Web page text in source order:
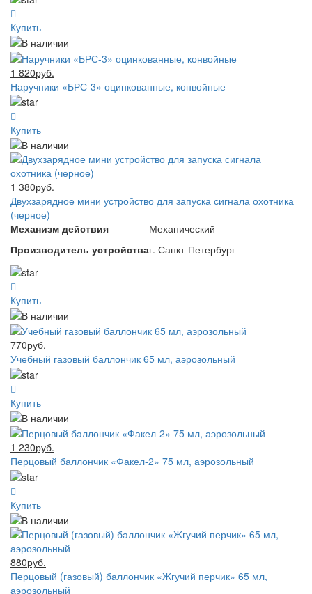
Купить
1 820руб.
Наручники «БРС-3» оцинкованные, конвойные
Купить
1 380руб.
Двухзарядное мини устройство для запуска сигнала охотника
(черное)
Механизм действия
Механический
Производитель устройстваг. Санкт-Петербург
Купить
770руб.
Учебный газовый баллончик 65 мл, аэрозольный
Купить
1 230руб.
Перцовый баллончик «Факел-2» 75 мл, аэрозольный
Купить
880руб.
Перцовый (газовый) баллончик «Жгучий перчик» 65 мл,
аэрозольный